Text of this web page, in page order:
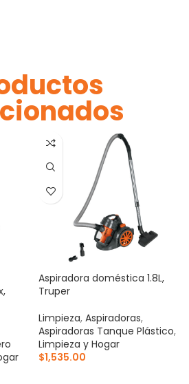
Aspiradora doméstica 1.8L,
Truper
Limpieza, Aspiradoras,
Aspiradoras Tanque Plástico,
Limpieza y Hogar
$1,535.00